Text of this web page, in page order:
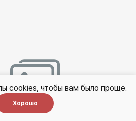
cookies, чтобы вам было проще.
Хорошо